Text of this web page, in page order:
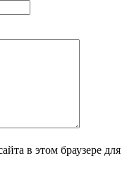
в этом браузере для